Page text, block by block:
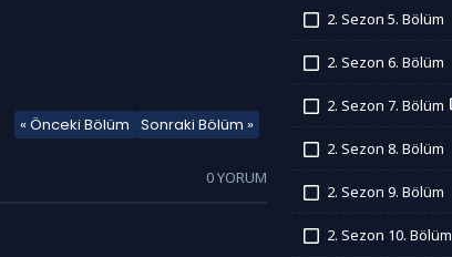
« Önceki Bölüm Sonraki Bölüm »
2. Sezon 5. Bölüm
2. Sezon 6. Bölüm
2. Sezon 7. Bölüm
2. Sezon 8. Bölüm
2. Sezon 9. Bölüm
2. Sezon 10. Bölüm
0 YORUM